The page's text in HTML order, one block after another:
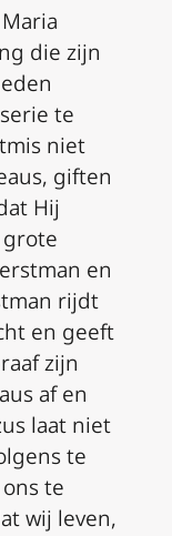
die zijn
te
niet
giften
Hij
en
rijdt
en geeft
zijn
af en
laat niet
te
te
wij leven,